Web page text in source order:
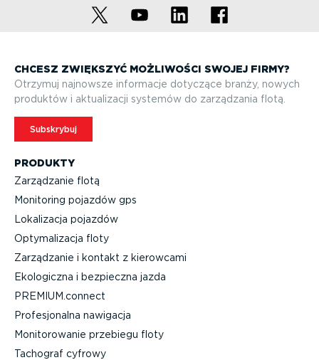
PRODUKTY
Zarządzanie flotą
Monitoring pojazdów gps
Lokalizacja pojazdów
Optyma­li­zacja floty
Zarządzanie i kontakt z kierowcami
Ekologiczna i bezpieczna jazda
PREMIUM.connect
Profe­sjo­nalna nawigacja
Monito­ro­wanie przebiegu floty
Tachograf cyfrowy
CHCESZ ZWIĘKSZYĆ MOŻLIWOŚCI SWOJEJ FIRMY?
Otrzymuj najnowsze informacje dotyczące branży, nowych
produktów i aktuali­zacji systemów do zarządzania flotą.
Subskrybuj